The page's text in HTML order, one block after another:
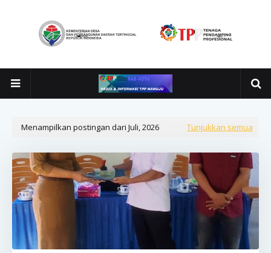
Menampilkan postingan dari Juli, 2026 Tunjukkan semua